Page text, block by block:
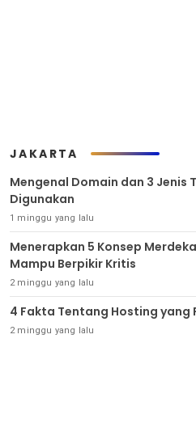
JAKARTA
Mengenal Domain dan 3 Jenis
Digunakan
1 minggu yang lalu
Menerapkan 5 Konsep
Mampu Berpikir Kritis
2 minggu yang lalu
4 Fakta Tentang Hosting yang
2 minggu yang lalu